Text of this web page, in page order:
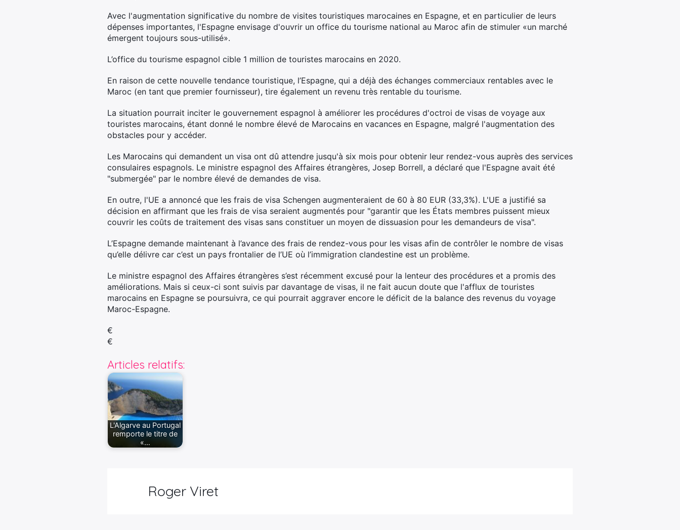
Avec l'augmentation significative du nombre de visites touristiques marocaines en Espagne, et en particulier de leurs
dépenses importantes, l'Espagne envisage d'ouvrir un office du tourisme national au Maroc afin de stimuler «un marché
émergent toujours sous-utilisé».
L’office du tourisme espagnol cible 1 million de touristes marocains en 2020.
En raison de cette nouvelle tendance touristique, l’Espagne, qui a déjà des échanges commerciaux rentables avec le
Maroc (en tant que premier fournisseur), tire également un revenu très rentable du tourisme.
La situation pourrait inciter le gouvernement espagnol à améliorer les procédures d'octroi de visas de voyage aux
touristes marocains, étant donné le nombre élevé de Marocains en vacances en Espagne, malgré l'augmentation des
obstacles pour y accéder.
Les Marocains qui demandent un visa ont dû attendre jusqu'à six mois pour obtenir leur rendez-vous auprès des services
consulaires espagnols. Le ministre espagnol des Affaires étrangères, Josep Borrell, a déclaré que l'Espagne avait été
"submergée" par le nombre élevé de demandes de visa.
En outre, l'UE a annoncé que les frais de visa Schengen augmenteraient de 60 à 80 EUR (33,3%). L'UE a justifié sa
décision en affirmant que les frais de visa seraient augmentés pour "garantir que les États membres puissent mieux
couvrir les coûts de traitement des visas sans constituer un moyen de dissuasion pour les demandeurs de visa".
L’Espagne demande maintenant à l’avance des frais de rendez-vous pour les visas afin de contrôler le nombre de visas
qu’elle délivre car c’est un pays frontalier de l’UE où l’immigration clandestine est un problème.
Le ministre espagnol des Affaires étrangères s’est récemment excusé pour la lenteur des procédures et a promis des
améliorations. Mais si ceux-ci sont suivis par davantage de visas, il ne fait aucun doute que l'afflux de touristes
marocains en Espagne se poursuivra, ce qui pourrait aggraver encore le déficit de la balance des revenus du voyage
Maroc-Espagne.
€
€
Articles relatifs:
L'Algarve au Portugal
remporte le titre de
«…
Roger Viret